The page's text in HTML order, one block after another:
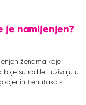
je namijenjen?
ženama koje
su rodile i uživaju u
trenutaka s